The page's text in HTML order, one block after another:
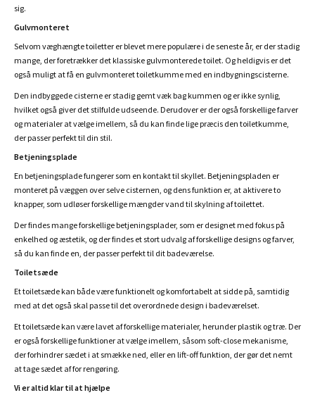
sig.
Gulvmonteret
Selvom væghængte toiletter er blevet mere populære i de seneste år, er der stadig
mange, der foretrækker det klassiske gulvmonterede toilet. Og heldigvis er det
også muligt at få en gulvmonteret toiletkumme med en indbygningscisterne.
Den indbyggede cisterne er stadig gemt væk bag kummen og er ikke synlig,
hvilket også giver det stilfulde udseende. Derudover er der også forskellige farver
og materialer at vælge imellem, så du kan finde lige præcis den toiletkumme,
der passer perfekt til din stil.
Betjeningsplade
En betjeningsplade fungerer som en kontakt til skyllet. Betjeningspladen er
monteret på væggen over selve cisternen, og dens funktion er, at aktivere to
knapper, som udløser forskellige mængder vand til skylning af toilettet.
Der findes mange forskellige betjeningsplader, som er designet med fokus på
enkelhed og æstetik, og der findes et stort udvalg af forskellige designs og farver,
så du kan finde en, der passer perfekt til dit badeværelse.
Toiletsæde
Et toiletsæde kan både være funktionelt og komfortabelt at sidde på, samtidig
med at det også skal passe til det overordnede design i badeværelset.
Et toiletsæde kan være lavet af forskellige materialer, herunder plastik og træ. Der
er også forskellige funktioner at vælge imellem, såsom soft-close mekanisme,
der forhindrer sædet i at smække ned, eller en lift-off funktion, der gør det nemt
at tage sædet af for rengøring.
Vi er altid klar til at hjælpe